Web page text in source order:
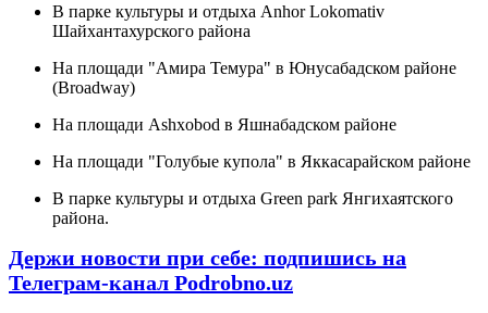
В парке культуры и отдыха Anhor Lokomativ
Шайхантахурского района
На площади "Амира Темура" в Юнусабадском районе
(Broadway)
На площади Ashxobod в Яшнабадском районе
На площади "Голубые купола" в Яккасарайском районе
В парке культуры и отдыха Green park Янгихаятского
района.
Держи новости при себе: подпишись на
Телеграм-канал Podrobno.uz